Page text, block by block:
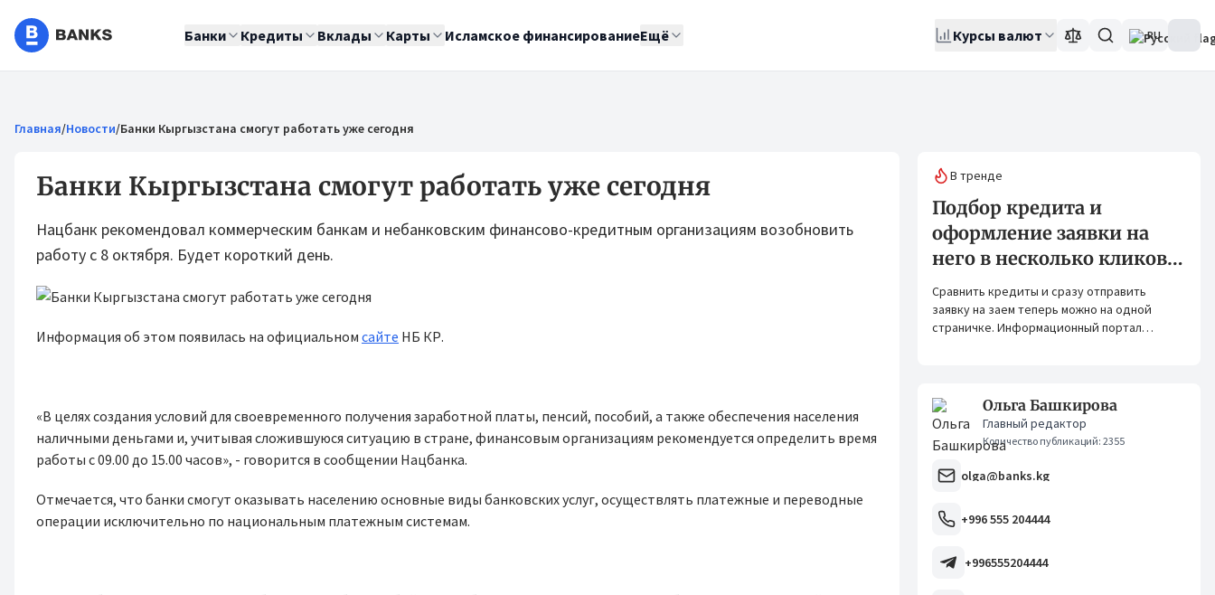
Банки Кредиты Вклады Карты Исламское финансированиеЕщё Курсы валют RU
Главная/Новости/Банки Кыргызстана смогут работать уже сегодня
Банки Кыргызстана смогут работать уже сегодня
Нацбанк рекомендовал коммерческим банкам и небанковским финансово-кредитным организациям возобновить
работу с 8 октября. Будет короткий день.
Информация об этом появилась на официальном сайте НБ КР.
«В целях создания условий для своевременного получения заработной платы, пенсий, пособий, а также обеспечения населения
наличными деньгами и, учитывая сложившуюся ситуацию в стране, финансовым организациям рекомендуется определить время
работы с 09.00 до 15.00 часов», - говорится в сообщении Нацбанка.
Отмечается, что банки смогут оказывать населению основные виды банковских услуг, осуществлять платежные и переводные
операции исключительно по национальным платежным системам.
В тренде
Подбор кредита и
оформление заявки на
него в несколько кликов:
Banks.kg и Bank.kg стали
партнерами
Сравнить кредиты и сразу отправить
заявку на заем теперь можно на одной
страничке. Информационный портал
Ольга Башкирова
Главный редактор
Количество публикаций: 2355
olga@banks.kg
+996 555 204444
+996555204444